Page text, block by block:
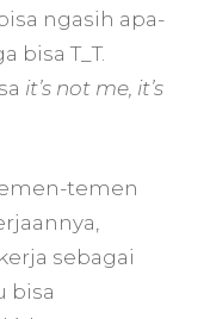
ngasih apa-
bisa T_T.
it’s not me, it’s
temen
sebagai
bisa